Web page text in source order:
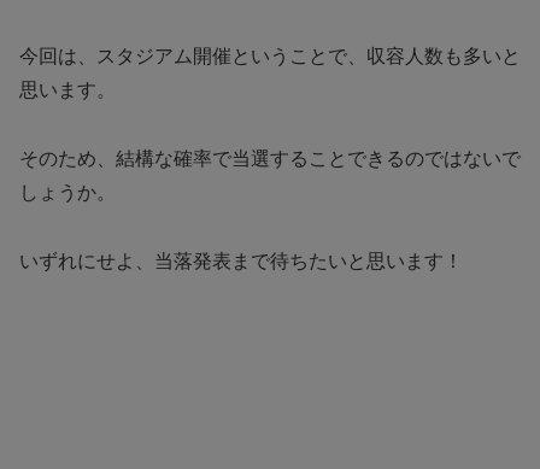
今回は、スタジアム開催ということで、収容人数も多いと
思います。
そのため、結構な確率で当選することできるのではないで
しょうか。
いずれにせよ、当落発表まで待ちたいと思います！